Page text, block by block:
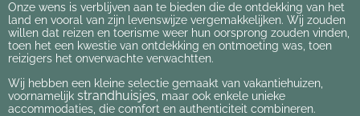
Onze wens is verblijven aan te bieden die de ontdekking van het
land en vooral van zijn levenswijze vergemakkelijken. Wij zouden
willen dat reizen en toerisme weer hun oorsprong zouden vinden,
toen het een kwestie van ontdekking en ontmoeting was, toen
reizigers het onverwachte verwachtten.
Wij hebben een kleine selectie gemaakt van vakantiehuizen,
voornamelijk strandhuisjes , maar ook enkele unieke
accommodaties, die comfort en authenticiteit combineren.